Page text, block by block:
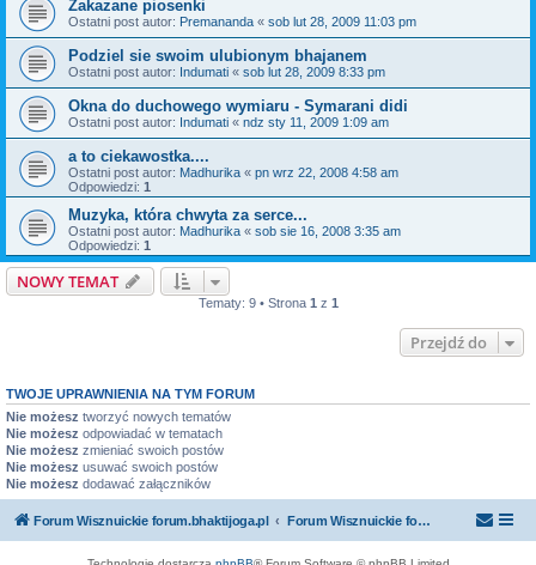
Zakazane piosenki
Ostatni post autor: Premananda « sob lut 28, 2009 11:03 pm
Podziel sie swoim ulubionym bhajanem
Ostatni post autor: Indumati « sob lut 28, 2009 8:33 pm
Okna do duchowego wymiaru - Symarani didi
Ostatni post autor: Indumati « ndz sty 11, 2009 1:09 am
a to ciekawostka....
Ostatni post autor: Madhurika « pn wrz 22, 2008 4:58 am
Odpowiedzi: 1
Muzyka, która chwyta za serce...
Ostatni post autor: Madhurika « sob sie 16, 2008 3:35 am
Odpowiedzi: 1
NOWY TEMAT
Tematy: 9 • Strona 1 z 1
Przejdź do
TWOJE UPRAWNIENIA NA TYM FORUM
Nie możesz tworzyć nowych tematów
Nie możesz odpowiadać w tematach
Nie możesz zmieniać swoich postów
Nie możesz usuwać swoich postów
Nie możesz dodawać załączników
Forum Wisznuickie forum.bhaktijoga.pl Forum Wisznuickie forum.bhaktijoga.pl